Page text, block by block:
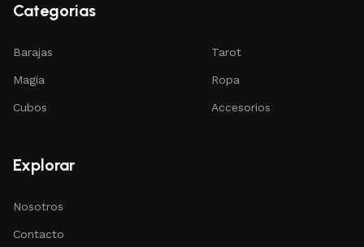
Categorias
Barajas
Magia
Cubos
Tarot
Ropa
Accesorios
Explorar
Nosotros
Contacto